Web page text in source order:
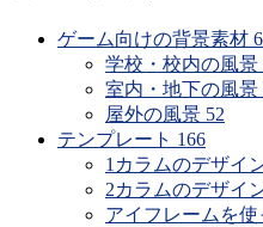
ゲーム向けの背景素材
学校・校内の風景
室内・地下の風景
屋外の風景 52
テンプレート 166
1カラムのデザイ
2カラムのデザイ
アイフレームを